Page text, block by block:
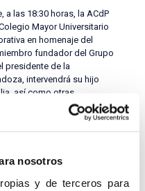
nosotros
y de terceros para
a las 18:30 horas, la ACdP
Mayor Universitario
en homenaje del
fundador del Grupo
presidente de la
intervendrá su hijo
así como otras
de cerca su perfil
que figuran Juan Antonio
Educación y Ciencia y
de la Real Academia de
y 2003). Organizado por